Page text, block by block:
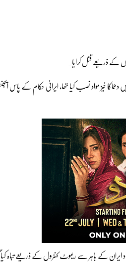
کے ذریعے قتل کرایا۔
مطابق ایرانی ایجنٹوں نے مہمان خانے کے 3 کمروں میں دھماکا خیز مواد نصب کیا تھا،
ایران کے باہر سے ریموٹ کنٹرول کے ذریعے تباہ